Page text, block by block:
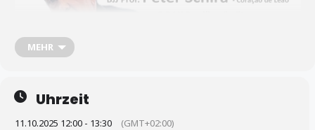
MEHR
Uhrzeit
11.10.2025 12:00 - 13:30 (GMT+02:00)